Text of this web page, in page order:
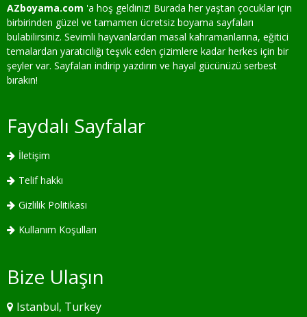
AZboyama.com 'a hoş geldiniz! Burada her yaştan çocuklar için
birbirinden güzel ve tamamen ücretsiz boyama sayfaları
bulabilirsiniz. Sevimli hayvanlardan masal kahramanlarına, eğitici
temalardan yaratıcılığı teşvik eden çizimlere kadar herkes için bir
şeyler var. Sayfaları indirip yazdırın ve hayal gücünüzü serbest
bırakın!
Faydalı Sayfalar
İletişim
Telif hakkı
Gizlilik Politikası
Kullanım Koşulları
Bize Ulaşın
Istanbul, Turkey